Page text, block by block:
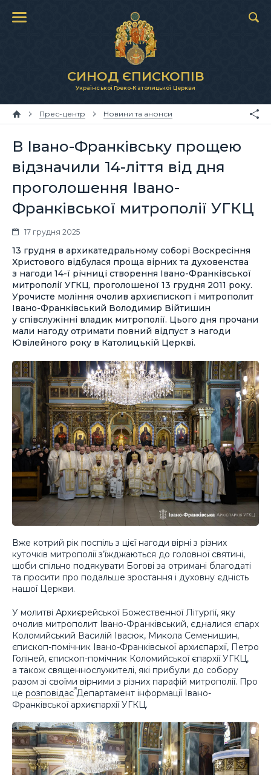
СИНОД ЄПИСКОПІВ
Української Греко-Католицької Церкви
Прес-центр Новини та анонси
В Івано-Франківську прощею
відзначили 14-ліття від дня
проголошення Івано-
Франківської митрополії УГКЦ
17 грудня 2025
13 грудня в архикатедральному соборі Воскресіння
Христового відбулася проща вірних та духовенства
з нагоди 14-ї річниці створення Івано-Франківської
митрополії УГКЦ, проголошеної 13 грудня 2011 року.
Урочисте моління очолив архиєпископ і митрополит
Івано-Франківський Володимир Війтишин
у співслужінні владик митрополії. Цього дня прочани
мали нагоду отримати повний відпуст з нагоди
Ювілейного року в Католицькій Церкві.
Вже котрий рік поспіль з цієї нагоди вірні з різних
куточків митрополії з’їжджаються до головної святині,
щоби спільно подякувати Богові за отримані благодаті
та просити про подальше зростання і духовну єдність
нашої Церкви.
У молитві Архиєрейської Божественної Літургії, яку
очолив митрополит Івано-Франківський, єдналися єпарх
Коломийський Василій Івасюк, Микола Семенишин,
єпископ-помічник Івано-Франківської архиєпархії, Петро
Голіней, єпископ-помічник Коломийської єпархії УГКЦ,
а також священнослужителі, які прибули до собору
разом зі своїми вірними з різних парафій митрополії. Про
це розповідаєДепартамент інформації Івано-
Франківської архиєпархії УГКЦ.